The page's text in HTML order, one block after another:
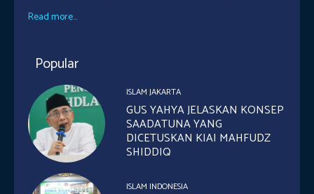
Read more...
Popular
ISLAM JAKARTA
GUS YAHYA JELASKAN KONSEP
SAADATUNA YANG
DICETUSKAN KIAI MAHFUDZ
SHIDDIQ
ISLAM INDONESIA